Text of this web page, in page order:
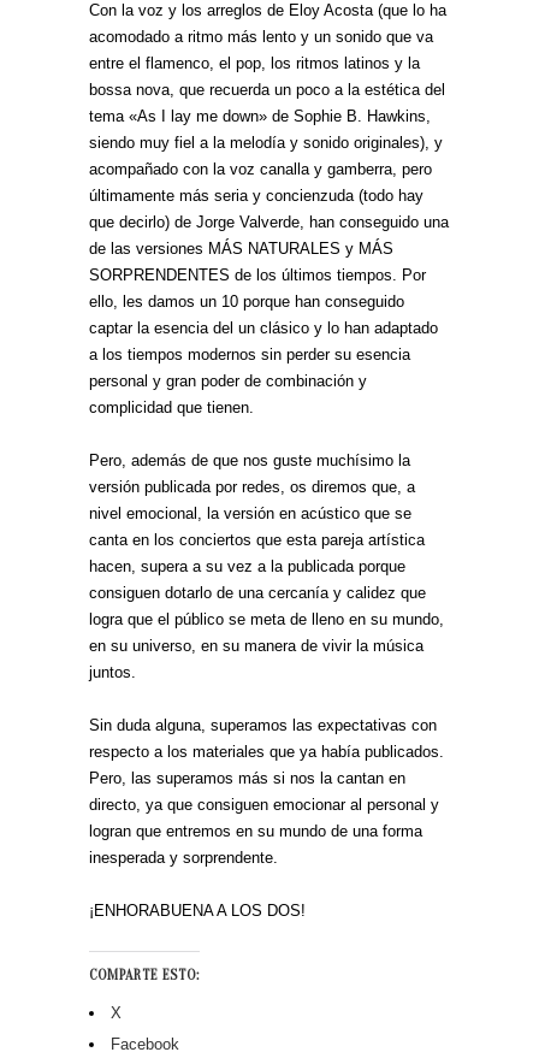
Con la voz y los arreglos de Eloy Acosta (que lo ha
acomodado a ritmo más lento y un sonido que va
entre el flamenco, el pop, los ritmos latinos y la
bossa nova, que recuerda un poco a la estética del
tema «As I lay me down» de Sophie B. Hawkins,
siendo muy fiel a la melodía y sonido originales), y
acompañado con la voz canalla y gamberra, pero
últimamente más seria y concienzuda (todo hay
que decirlo) de Jorge Valverde, han conseguido una
de las versiones MÁS NATURALES y MÁS
SORPRENDENTES de los últimos tiempos. Por
ello, les damos un 10 porque han conseguido
captar la esencia del un clásico y lo han adaptado
a los tiempos modernos sin perder su esencia
personal y gran poder de combinación y
complicidad que tienen.
Pero, además de que nos guste muchísimo la
versión publicada por redes, os diremos que, a
nivel emocional, la versión en acústico que se
canta en los conciertos que esta pareja artística
hacen, supera a su vez a la publicada porque
consiguen dotarlo de una cercanía y calidez que
logra que el público se meta de lleno en su mundo,
en su universo, en su manera de vivir la música
juntos.
Sin duda alguna, superamos las expectativas con
respecto a los materiales que ya había publicados.
Pero, las superamos más si nos la cantan en
directo, ya que consiguen emocionar al personal y
logran que entremos en su mundo de una forma
inesperada y sorprendente.
¡ENHORABUENA A LOS DOS!
COMPARTE ESTO:
X
Facebook